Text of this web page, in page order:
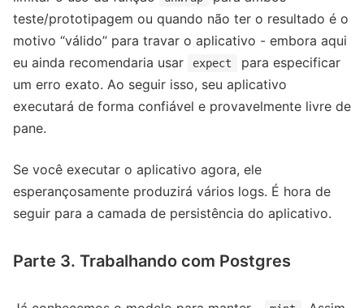
teste/prototipagem ou quando não ter o resultado é o
motivo “válido” para travar o aplicativo - embora aqui
eu ainda recomendaria usar
expect
para especificar
um erro exato. Ao seguir isso, seu aplicativo
executará de forma confiável e provavelmente livre de
pane.
Se você executar o aplicativo agora, ele
esperançosamente produzirá vários logs. É hora de
seguir para a camada de persistência do aplicativo.
Parte 3. Trabalhando com Postgres